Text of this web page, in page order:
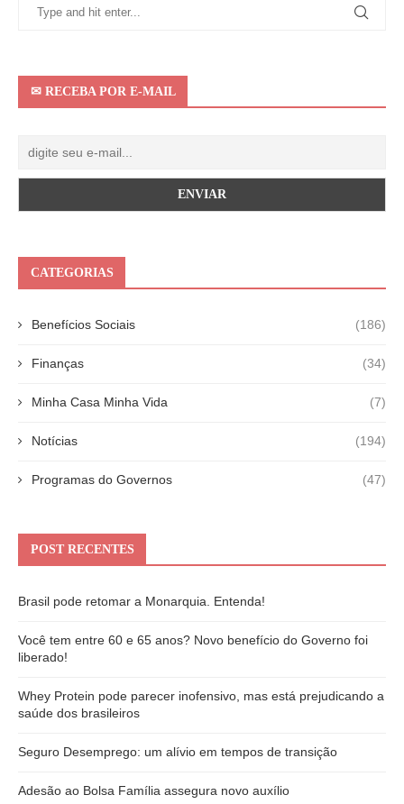
✉ RECEBA POR E-MAIL
CATEGORIAS
Benefícios Sociais (186)
Finanças (34)
Minha Casa Minha Vida (7)
Notícias (194)
Programas do Governos (47)
POST RECENTES
Brasil pode retomar a Monarquia. Entenda!
Você tem entre 60 e 65 anos? Novo benefício do Governo foi
liberado!
Whey Protein pode parecer inofensivo, mas está prejudicando a
saúde dos brasileiros
Seguro Desemprego: um alívio em tempos de transição
Adesão ao Bolsa Família assegura novo auxílio